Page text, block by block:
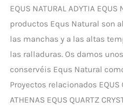
EQUS NATURAL ADYTIA
productos Equs Natural son
las manchas y a las altas
las ralladuras. Os damos
conservéis Equs Natural
Proyectos relacionados EQUS
ATHENAS EQUS QUARTZ